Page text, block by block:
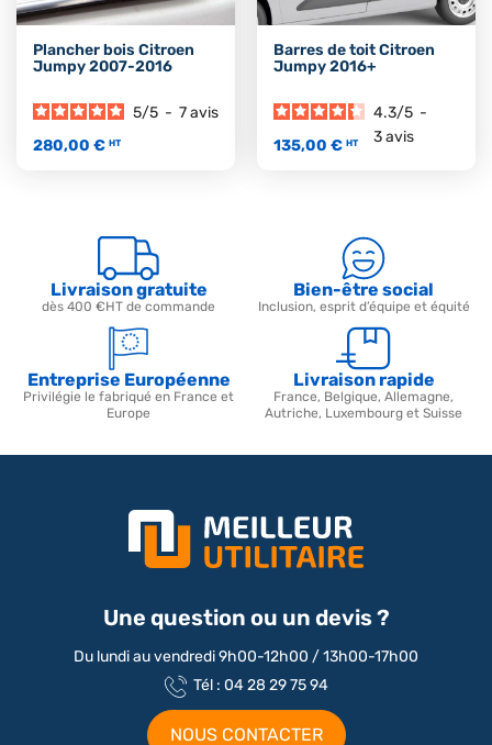
Plancher bois Citroen
Jumpy 2007-2016
5/5 - 7avis
280,00 € HT
Barres de toit Citroen
Jumpy 2016+
4.3/5 -
3avis
135,00 € HT
Livraison gratuite
dès 400 €HT de commande
Bien-être social
Inclusion, esprit d’équipe et équité
Entreprise Européenne
Privilégie le fabriqué en France et
Europe
Livraison rapide
France, Belgique, Allemagne,
Autriche, Luxembourg et Suisse
Une question ou un devis ?
Du lundi au vendredi 9h00-12h00 / 13h00-17h00
Tél : 04 28 29 75 94
NOUS CONTACTER